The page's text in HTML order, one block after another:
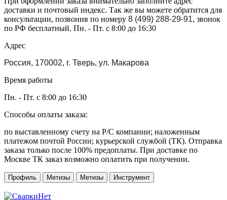
доставки и почтовый индекс. Так же вы можете обратится для
консультации, позвонив по номеру 8 (499) 288-29-91, звонок
по РФ бесплатный. Пн. - Пт. с 8:00 до 16:30
Адрес
Россия, 170002, г. Тверь, ул. Макарова
Время работы
Пн. - Пт. с 8:00 до 16:30
Способы оплаты заказа:
по выставленному счету на Р/С компании; наложенным
платежом почтой России; курьерской службой (ТК). Отправка
заказа только после 100% предоплаты. При доставке по
Москве ТК заказ возможно оплатить при получении.
Профиль Метизы Метизы Инструмент